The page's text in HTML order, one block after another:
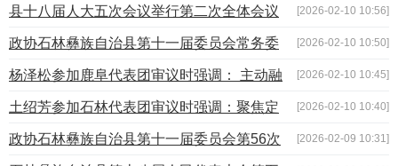
[2026-02-10 10:56]
县十八届人大五次会议举行第二次全体会议
听取县人大常委会工作报告 [2026-02-10 10:50]
政协石林彝族自治县第十一届委员会常务委
员会第二十三次会议召开 [2026-02-10 10:45]
杨泽松参加鹿阜代表团审议时强调： 主动融
入和服务全县发展大局 在全县经济社会发展中要做排头
兵、“领头羊”
[2026-02-10 10:40]
土绍芳参加石林代表团审议时强调：聚焦定
位 扛牢责任 奋力在全县高质量发展中当标杆 作表率[2026-02-09 10:31]
政协石林彝族自治县第十一届委员会第56次